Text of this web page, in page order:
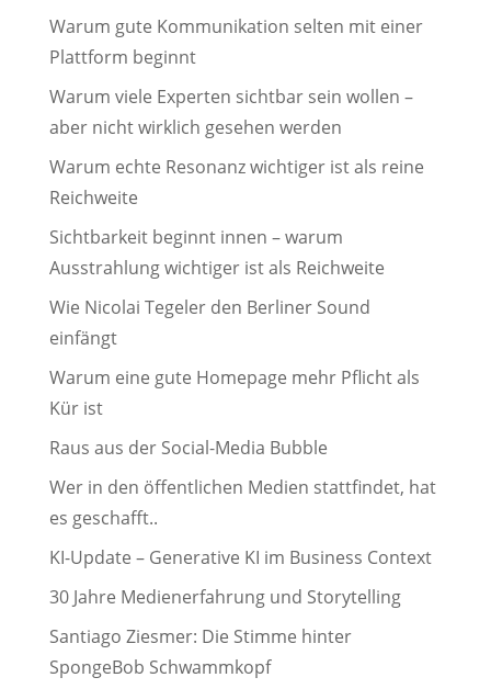
Warum gute Kommunikation selten mit einer
Plattform beginnt
Warum viele Experten sichtbar sein wollen –
aber nicht wirklich gesehen werden
Warum echte Resonanz wichtiger ist als reine
Reichweite
Sichtbarkeit beginnt innen – warum
Ausstrahlung wichtiger ist als Reichweite
Wie Nicolai Tegeler den Berliner Sound
einfängt
Warum eine gute Homepage mehr Pflicht als
Kür ist
Raus aus der Social-Media Bubble
Wer in den öffentlichen Medien stattfindet, hat
es geschafft..
KI-Update – Generative KI im Business Context
30 Jahre Medienerfahrung und Storytelling
Santiago Ziesmer: Die Stimme hinter
SpongeBob Schwammkopf